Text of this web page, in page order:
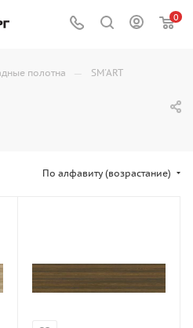
0
полотна — SM'ART
По алфавиту (возрастание)